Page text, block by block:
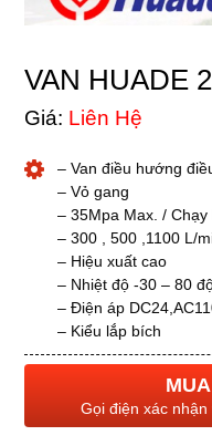
VAN HUADE
Giá: Liên Hệ
– Van điều hướng
– Vỏ gang
– 35Mpa Max. / Chạy
– 300 , 500 ,1100 L/
– Hiệu xuất cao
– Nhiệt độ -30 – 80
– Điện áp
– Kiểu lắp bích
Gọi điện xác